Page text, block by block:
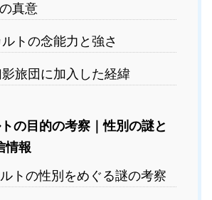
真意
ルトの念能力と強さ
旅団に加入した経緯
の目的の考察｜性別の謎と
情報
トの性別をめぐる謎の考察